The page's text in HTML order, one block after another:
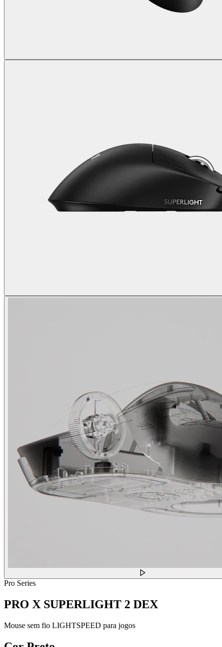
Pro Series
PRO X SUPERLIGHT 2 DEX
Mouse sem fio LIGHTSPEED para jogos